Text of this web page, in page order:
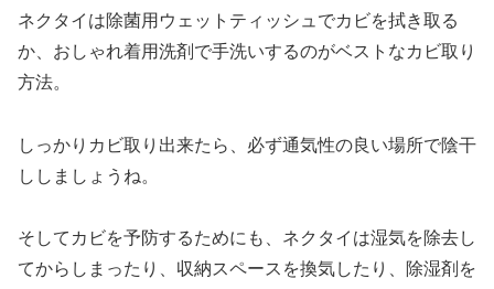
ネクタイは除菌用ウェットティッシュでカビを拭き取る
か、おしゃれ着用洗剤で手洗いするのがベストなカビ取り
方法。
しっかりカビ取り出来たら、必ず通気性の良い場所で陰干
ししましょうね。
そしてカビを予防するためにも、ネクタイは湿気を除去し
てからしまったり、収納スペースを換気したり、除湿剤を